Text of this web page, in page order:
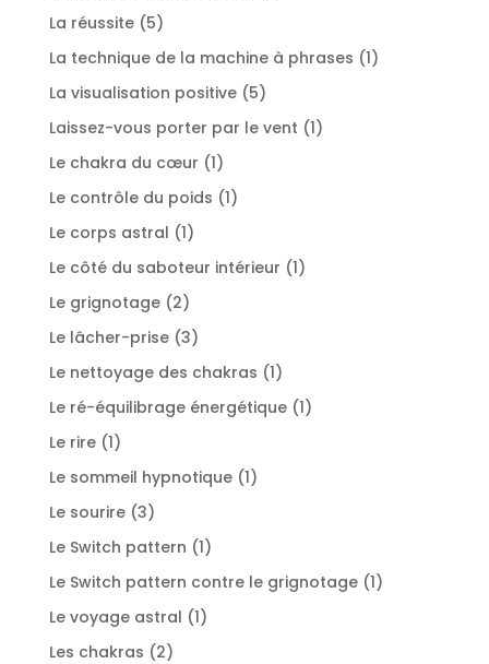
La réussite 55
produits
La technique de la machine à phrases 11
La visualisation positive 55
produits
Laissez-vous porter par le vent 11
Le chakra du cœur 11
produit
Le contrôle du poids 11
Le corps astral 11
produit
Le côté du saboteur intérieur 11
Le grignotage 22
produits
Le lâcher-prise 33
produits
Le nettoyage des chakras 11
produit
Le ré-équilibrage énergétique 11
Le rire 11
produit
Le sommeil hypnotique 11
Le sourire 33
produits
Le Switch pattern 11
produit
Le Switch pattern contre le grignotage 11
Le voyage astral 11
Les chakras 22